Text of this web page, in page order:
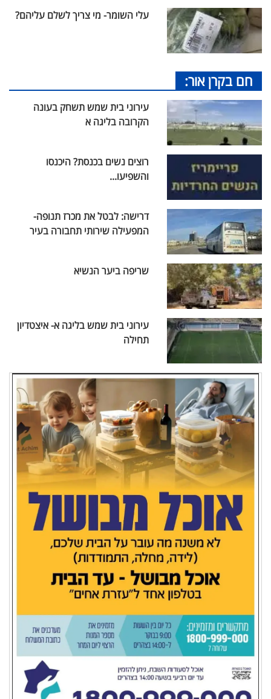
עלי השומר- מי צריך לשלם עליהם?
חם בקרן אור:
עירוני בית שמש תשחק בעונה
הקרובה בליגה א
רוצים נשים בכנסת? היכנסו
והשפיעו...
דרישה: לבטל את מכרז תנופה-
המפעילה שירותי תחבורה בעיר
שריפה ביער הנשיא
עירוני בית שמש בליגה א- איצטדיון
תחילה